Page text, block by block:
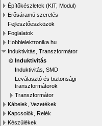
Építőkészletek (KIT, Modul)
Erősáramú szerelés
Fejlesztőeszközök
Foglalatok
Hobbielektronika.hu
Induktivitás, Transzformátor
Induktivitás
Induktivitás, SMD
Leválasztó és biztonsági
transzformátorok
Transzformátor
Kábelek, Vezetékek
Kapcsolók, Relék
Készülékek